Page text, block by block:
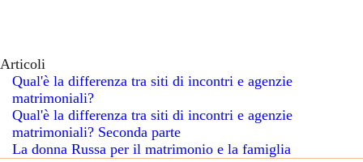
Articoli
Qual'è la differenza tra siti di incontri e agenzie
matrimoniali?
Qual'è la differenza tra siti di incontri e agenzie
matrimoniali? Seconda parte
La donna Russa per il matrimonio e la famiglia